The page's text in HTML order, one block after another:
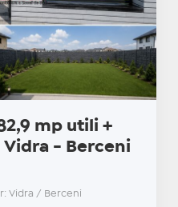
mp utili +
Vidra - Berceni
Vidra / Berceni